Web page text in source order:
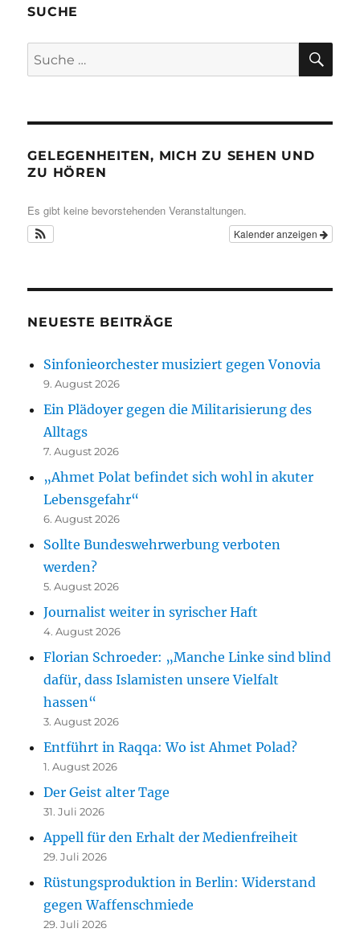
SUCHE
Suche
nach:
GELEGENHEITEN, MICH ZU SEHEN UND
ZU HÖREN
Es gibt keine bevorstehenden Veranstaltungen.
Kalender anzeigen
NEUESTE BEITRÄGE
Sinfonieorchester musiziert gegen Vonovia
9. August 2026
Ein Plädoyer gegen die Militarisierung des
Alltags
7. August 2026
„Ahmet Polat befindet sich wohl in akuter
Lebensgefahr“
6. August 2026
Sollte Bundeswehrwerbung verboten
werden?
5. August 2026
Journalist weiter in syrischer Haft
4. August 2026
Florian Schroeder: „Manche Linke sind blind
dafür, dass Islamisten unsere Vielfalt
hassen“
3. August 2026
Entführt in Raqqa: Wo ist Ahmet Polad?
1. August 2026
Der Geist alter Tage
31. Juli 2026
Appell für den Erhalt der Medienfreiheit
29. Juli 2026
Rüstungsproduktion in Berlin: Widerstand
gegen Waffenschmiede
29. Juli 2026